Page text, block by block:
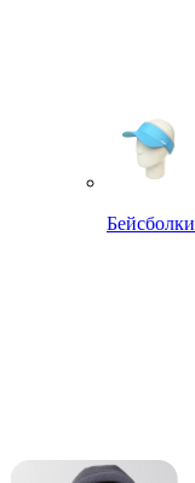
Бейсболки